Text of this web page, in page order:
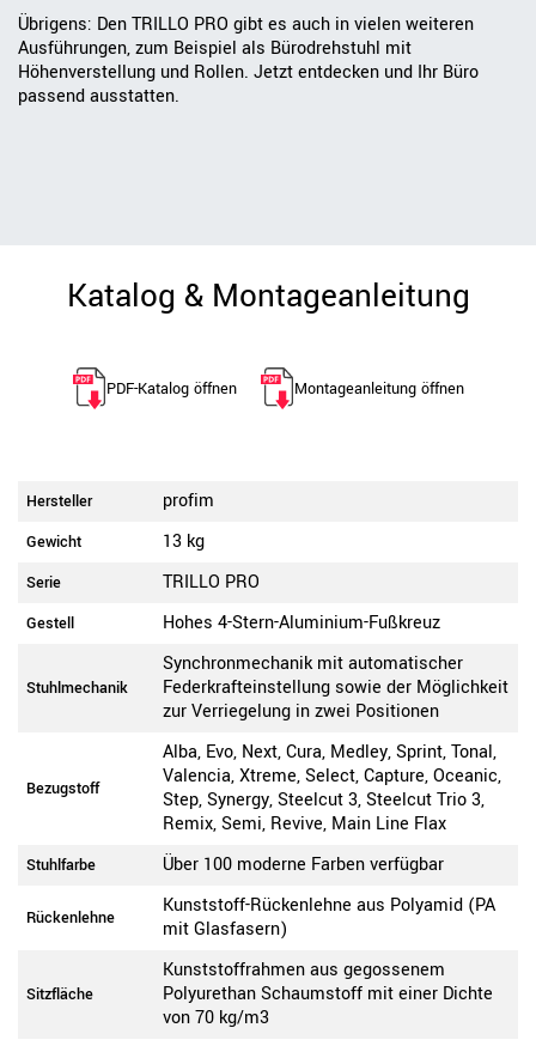
Übrigens: Den TRILLO PRO gibt es auch in vielen weiteren
Ausführungen, zum Beispiel als Bürodrehstuhl mit
Höhenverstellung und Rollen. Jetzt entdecken und Ihr Büro
passend ausstatten.
Katalog & Montageanleitung
PDF-Katalog öffnen Montageanleitung öffnen
Hersteller profim
Gewicht 13 kg
Serie TRILLO PRO
Gestell Hohes 4-Stern-Aluminium-Fußkreuz
Stuhlmechanik
Synchronmechanik mit automatischer
Federkrafteinstellung sowie der Möglichkeit
zur Verriegelung in zwei Positionen
Bezugstoff
Alba, Evo, Next, Cura, Medley, Sprint, Tonal,
Valencia, Xtreme, Select, Capture, Oceanic,
Step, Synergy, Steelcut 3, Steelcut Trio 3,
Remix, Semi, Revive, Main Line Flax
Stuhlfarbe Über 100 moderne Farben verfügbar
Rückenlehne
Kunststoff-Rückenlehne aus Polyamid (PA
mit Glasfasern)
Sitzfläche
Kunststoffrahmen aus gegossenem
Polyurethan Schaumstoff mit einer Dichte
von 70 kg/m3